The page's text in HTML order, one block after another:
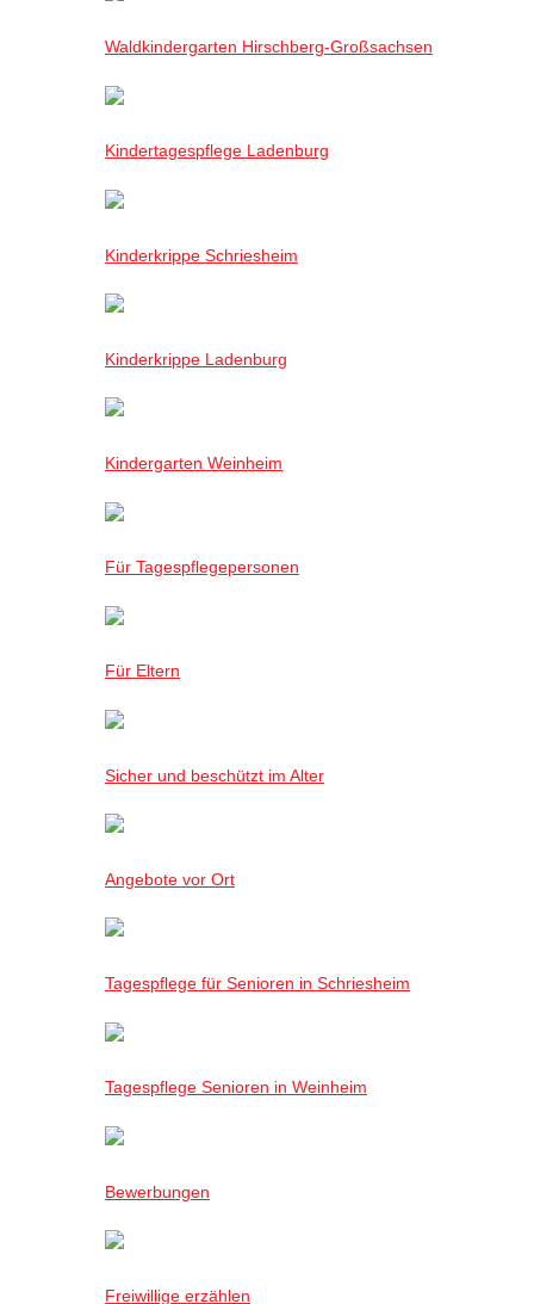
Waldkindergarten Hirschberg-Großsachsen
Kindertagespflege Ladenburg
Kinderkrippe Schriesheim
Kinderkrippe Ladenburg
Kindergarten Weinheim
Für Tagespflegepersonen
Für Eltern
Sicher und beschützt im Alter
Angebote vor Ort
Tagespflege für Senioren in Schriesheim
Tagespflege Senioren in Weinheim
Bewerbungen
Freiwillige erzählen